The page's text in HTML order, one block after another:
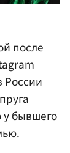
после
России
у бывшего